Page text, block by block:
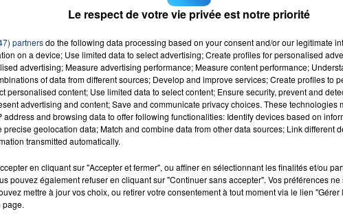
Mer avant d'être pris en charge par la police aux
de la Manche et de la mer du Nord met en garde les
des zones les plus fréquentées au Monde, et donc
FM sur
et
This Way
GAGA
RADIO CONTACT
Le respect de votre vie privée est notre priorité
partnersdo the following data processing based on your consent and/or our legitimate
on a device; Use limited data to select advertising; Create profiles for personalised
advertising; Measure advertising performance; Measure content performance;
of data from different sources; Develop and improve services; Create profiles to
personalised content; Use limited data to select content; Ensure security, prevent and
advertising and content; Save and communicate privacy choices. These technologies
address and browsing data to offer following functionalities: Identify devices based on
precise geolocation data; Match and combine data from other data sources; Link different
transmitted automatically.
en cliquant sur "Accepter et fermer", ou affiner en sélectionnant les finalités et/ou
pouvez également refuser en cliquant sur "Continuer sans accepter". Vos préférences
mettre à jour vos choix, ou retirer votre consentement à tout moment via le lien
page.